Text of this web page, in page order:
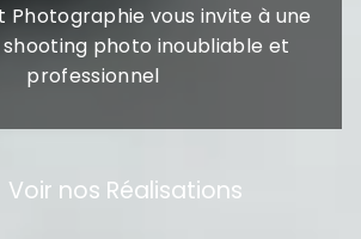
Photographie vous invite à une
photo inoubliable et
professionnel
Voir nos Réalisations